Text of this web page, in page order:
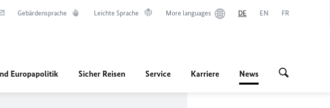
Gebärdensprache Leichte Sprache More languages DE EN FR
Europapolitik Sicher Reisen Service Karriere News